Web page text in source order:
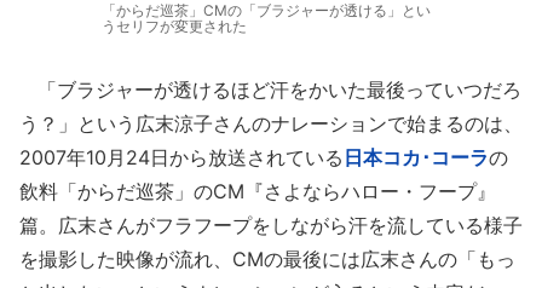
「からだ巡茶」CMの「ブラジャーが透ける」とい
うセリフが変更された
「ブラジャーが透けるほど汗をかいた最後っていつだろ
う？」という広末涼子さんのナレーションで始まるのは、
2007年10月24日から放送されている 日本コカ･コーラの
飲料「からだ巡茶」のCM『さよならハロー・フープ』
篇。広末さんがフラフープをしながら汗を流している様子
を撮影した映像が流れ、CMの最後には広末さんの「もっ